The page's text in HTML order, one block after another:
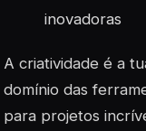
inovadoras
A criatividade é a
domínio das
para projetos